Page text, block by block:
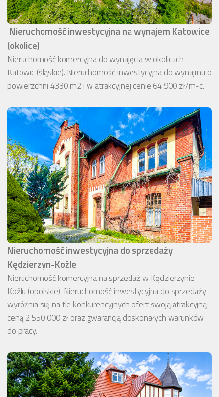
Nieruchomość inwestycyjna na wynajem Katowice
(okolice)
Nieruchomość komercyjna do wynajęcia w okolicach
Katowic (śląskie). Nieruchomość inwestycyjna do wynajmu o
powierzchni 4330 m2 i w atrakcyjnej cenie 64 900 zł/m-c.
Nieruchomość inwestycyjna do sprzedaży
Kędzierzyn-Koźle
Nieruchomość komercyjna na sprzedaż w Kędzierzynie-
Koźlu (opolskie). Nieruchomość inwestycyjna do sprzedaży
wyróżnia się na tle konkurencyjnych ofert swoją atrakcyjną
ceną 2 550 000 zł oraz gwarancją doskonałych warunków
do pracy.